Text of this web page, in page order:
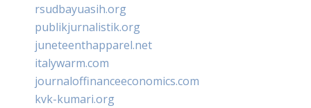
rsudbayuasih.org
publikjurnalistik.org
juneteenthapparel.net
italywarm.com
journaloffinanceeconomics.com
kvk-kumari.org